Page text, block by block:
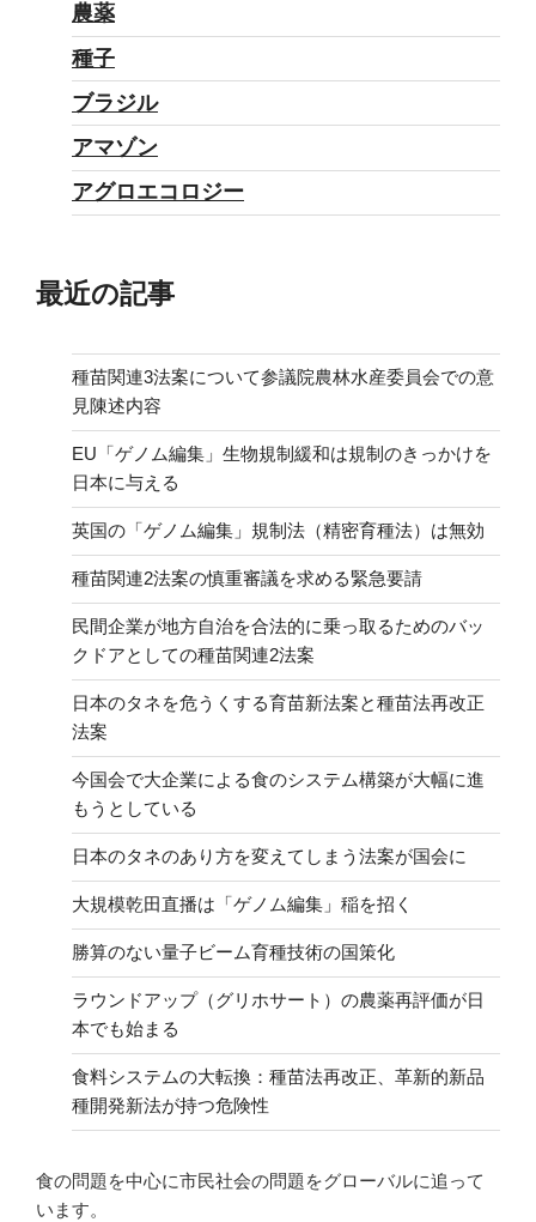
農薬
種子
ブラジル
アマゾン
アグロエコロジー
最近の記事
種苗関連3法案について参議院農林水産委員会での意
見陳述内容
EU「ゲノム編集」生物規制緩和は規制のきっかけを
日本に与える
英国の「ゲノム編集」規制法（精密育種法）は無効
種苗関連2法案の慎重審議を求める緊急要請
民間企業が地方自治を合法的に乗っ取るためのバッ
クドアとしての種苗関連2法案
日本のタネを危うくする育苗新法案と種苗法再改正
法案
今国会で大企業による食のシステム構築が大幅に進
もうとしている
日本のタネのあり方を変えてしまう法案が国会に
大規模乾田直播は「ゲノム編集」稲を招く
勝算のない量子ビーム育種技術の国策化
ラウンドアップ（グリホサート）の農薬再評価が日
本でも始まる
食料システムの大転換：種苗法再改正、革新的新品
種開発新法が持つ危険性
食の問題を中心に市民社会の問題をグローバルに追って
います。